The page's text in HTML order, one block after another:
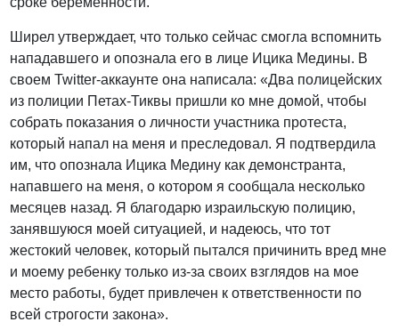
Ширел утверждает, что только сейчас смогла вспомнить
нападавшего и опознала его в лице Ицика Медины. В
своем Twitter-аккаунте она написала: «Два полицейских
из полиции Петах-Тиквы пришли ко мне домой, чтобы
собрать показания о личности участника протеста,
который напал на меня и преследовал. Я подтвердила
им, что опознала Ицика Медину как демонстранта,
напавшего на меня, о котором я сообщала несколько
месяцев назад. Я благодарю израильскую полицию,
занявшуюся моей ситуацией, и надеюсь, что тот
жестокий человек, который пытался причинить вред мне
и моему ребенку только из-за своих взглядов на мое
место работы, будет привлечен к ответственности по
всей строгости закона».